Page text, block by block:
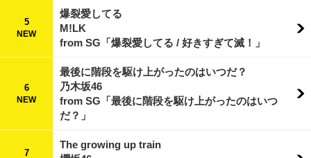
5
NEW
爆裂愛してる
M!LK
from SG「爆裂愛してる / 好きすぎて滅！」
6
NEW
最後に階段を駆け上がったのはいつだ？
乃木坂46
from SG「最後に階段を駆け上がったのはいつ
だ？」
7
The growing up train